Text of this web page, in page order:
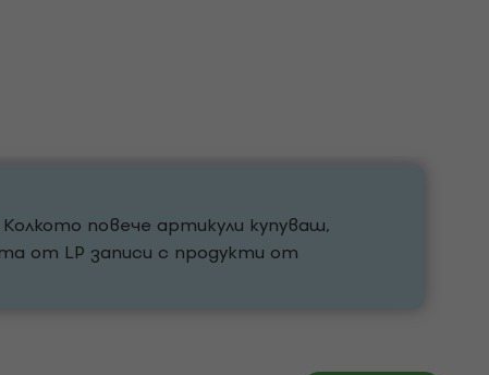
Колкото повече артикули купуваш,
от LP записи с продукти от